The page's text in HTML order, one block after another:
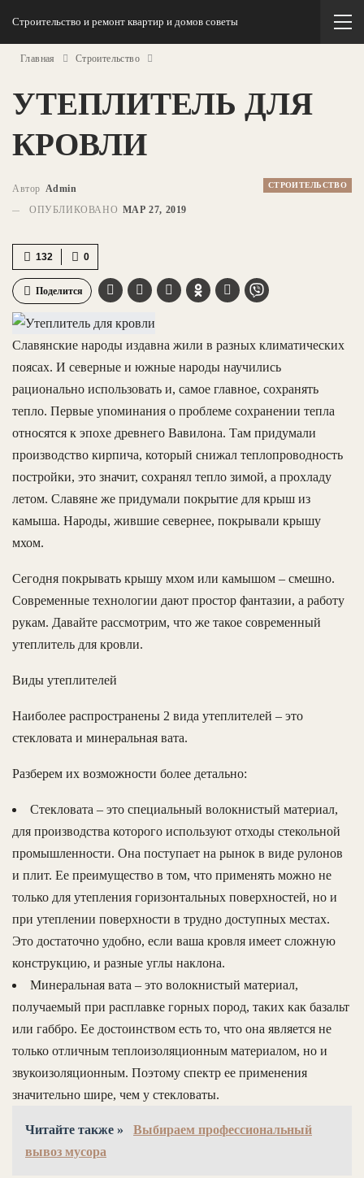
Строительство и ремонт квартир и домов советы
Главная Строительство
УТЕПЛИТЕЛЬ ДЛЯ
КРОВЛИ
СТРОИТЕЛЬСТВО
Автор Admin
ОПУБЛИКОВАНО МАР 27, 2019
0
132
Поделится
Славянские народы издавна жили в разных климатических
поясах. И северные и южные народы научились
рационально использовать и, самое главное, сохранять
тепло. Первые упоминания о проблеме сохранении тепла
относятся к эпохе древнего Вавилона. Там придумали
производство кирпича, который снижал теплопроводность
постройки, это значит, сохранял тепло зимой, а прохладу
летом. Славяне же придумали покрытие для крыш из
камыша. Народы, жившие севернее, покрывали крышу
мхом.
Сегодня покрывать крышу мхом или камышом – смешно.
Современные технологии дают простор фантазии, а работу
рукам. Давайте рассмотрим, что же такое современный
утеплитель для кровли.
Виды утеплителей
Наиболее распространены 2 вида утеплителей – это
стекловата и минеральная вата.
Разберем их возможности более детально:
Стекловата – это специальный волокнистый материал,
для производства которого используют отходы стекольной
промышленности. Она поступает на рынок в виде рулонов
и плит. Ее преимущество в том, что применять можно не
только для утепления горизонтальных поверхностей, но и
при утеплении поверхности в трудно доступных местах.
Это достаточно удобно, если ваша кровля имеет сложную
конструкцию, и разные углы наклона.
Минеральная вата – это волокнистый материал,
получаемый при расплавке горных пород, таких как базальт
или габбро. Ее достоинством есть то, что она является не
только отличным теплоизоляционным материалом, но и
звукоизоляционным. Поэтому спектр ее применения
значительно шире, чем у стекловаты.
Читайте также »
Выбираем профессиональный
вывоз мусора